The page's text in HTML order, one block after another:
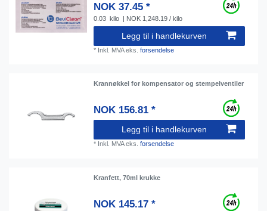
NOK 37.45 *
0.03 kilo | NOK 1,248.19 / kilo
Legg til i handlekurven
* Inkl. MVAeks.forsendelse
Krannøkkel for kompensator og stempelventiler
NOK 156.81 *
Legg til i handlekurven
* Inkl. MVAeks.forsendelse
Kranfett, 70ml krukke
NOK 145.17 *